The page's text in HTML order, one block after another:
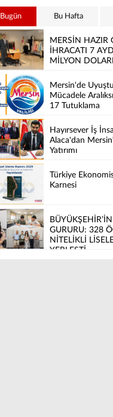
Bugün Bu Hafta
MERSİN HAZIR
İHRACATI 7
MİLYON
Mersin'de
Mücadele
17 Tutuklama
Hayırsever İş
Alaca'dan
Yatırımı
Türkiye
Karnesi
BÜYÜKŞEHİR’İN
GURURU: 328
NİTELİKLİ
YERLEŞTİ